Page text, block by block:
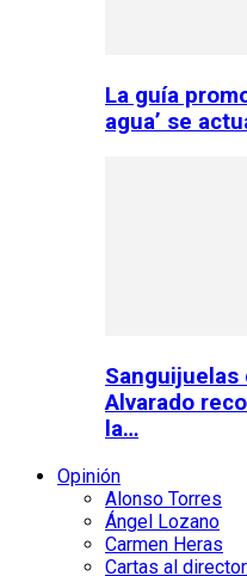
La guía
agua’ se
Sanguijuelas
Alvarado
la…
Opinión
Alonso Torres
Ángel Lozano
Carmen Heras
Cartas al director